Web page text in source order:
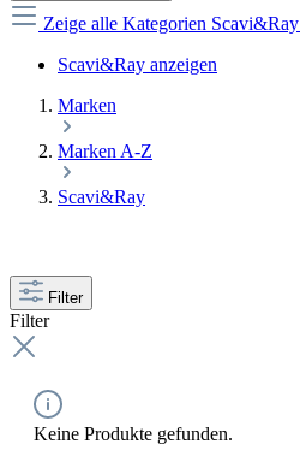
Zeige alle Kategorien Scavi&Ray
Scavi&Ray anzeigen
Marken
Marken A-Z
Scavi&Ray
Filter
Filter
Keine Produkte gefunden.